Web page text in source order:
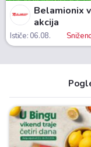
Belamionix
akcija
Ističe: 06.08.